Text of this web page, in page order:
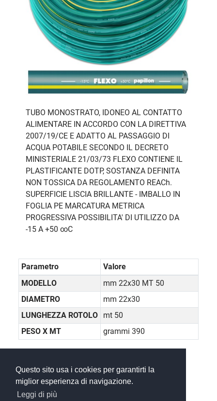
Questo sito usa i cookies per garantirti la
miglior esperienza di navigazione.
Leggi di più
TUBO MONOSTRATO, IDONEO AL CONTATTO
ALIMENTARE IN ACCORDO CON LA DIRETTIVA
2007/19/CE E ADATTO AL PASSAGGIO DI
ACQUA POTABILE SECONDO IL DECRETO
MINISTERIALE 21/03/73 FLEXO CONTIENE IL
PLASTIFICANTE DOTP, SOSTANZA DEFINITA
NON TOSSICA DA REGOLAMENTO REACh.
SUPERFICIE LISCIA BRILLANTE - IMBALLO IN
FOGLIA PE MARCATURA METRICA
PROGRESSIVA POSSIBILITA' DI UTILIZZO DA
-15 A +50 ∞C
Parametro
Valore
MODELLO
mm 22x30 MT 50
DIAMETRO
mm 22x30
LUNGHEZZA ROTOLO
mt 50
PESO X MT
grammi 390